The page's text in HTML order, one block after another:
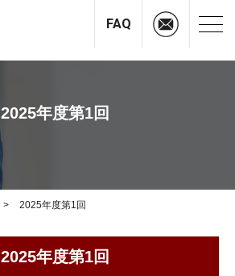
2025年度第1回
2025年度第1回
2025年度第1回
FAQ